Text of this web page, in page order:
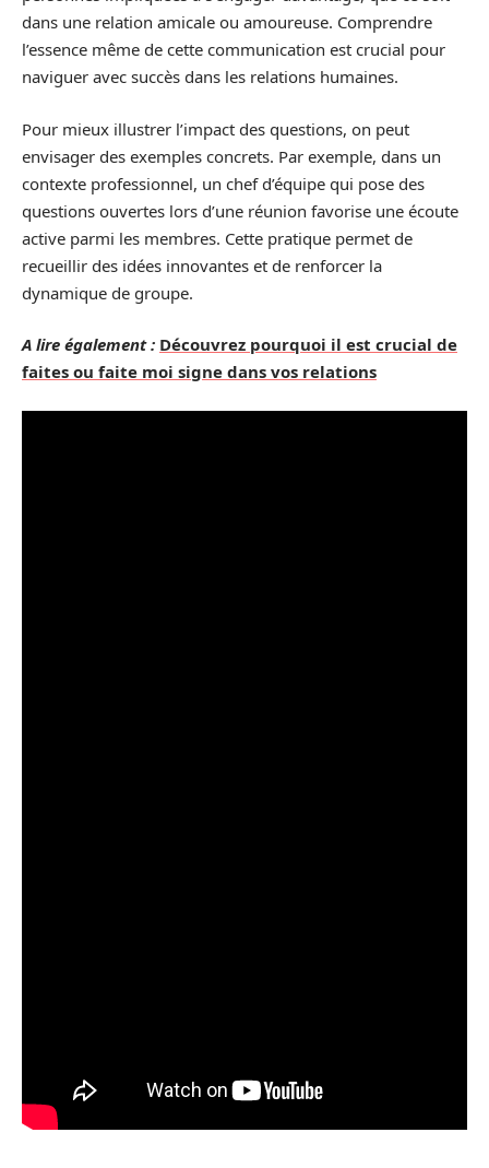
dans une relation amicale ou amoureuse. Comprendre
l’essence même de cette communication est crucial pour
naviguer avec succès dans les relations humaines.
Pour mieux illustrer l’impact des questions, on peut
envisager des exemples concrets. Par exemple, dans un
contexte professionnel, un chef d’équipe qui pose des
questions ouvertes lors d’une réunion favorise une écoute
active parmi les membres. Cette pratique permet de
recueillir des idées innovantes et de renforcer la
dynamique de groupe.
A lire également : Découvrez pourquoi il est crucial de
faites ou faite moi signe dans vos relations